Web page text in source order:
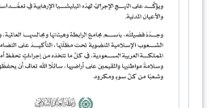
الأمين العام، رئيسُ هيئة
العيسى‬⁩ ‬⁩، في مكتبِه بالرياض، ظُهرَ